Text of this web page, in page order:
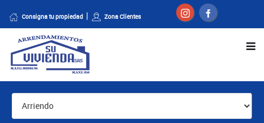
Consigna tu propiedad Zona Clientes